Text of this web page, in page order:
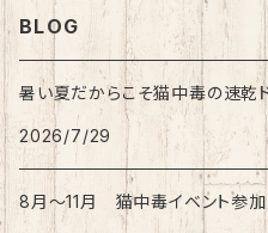
BLOG
暑い夏だからこそ猫中毒の速乾ド
2026/7/29
8月〜11月 猫中毒イベント参加